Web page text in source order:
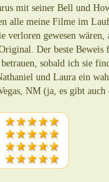
mit seiner Bell und
alle meine Filme im
gewesen
Der beste
sobald ich sie
und Laura ein
NM (ja, es gibt